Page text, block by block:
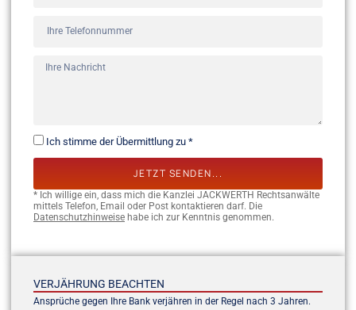
Ich stimme der Übermittlung zu *
JETZT SENDEN...
* Ich willige ein, dass mich die Kanzlei JACKWERTH Rechtsanwälte
mittels Telefon, Email oder Post kontaktieren darf. Die
Datenschutzhinweise habe ich zur Kenntnis genommen.
VERJÄHRUNG BEACHTEN
Ansprüche gegen Ihre Bank verjähren in der Regel nach 3 Jahren.